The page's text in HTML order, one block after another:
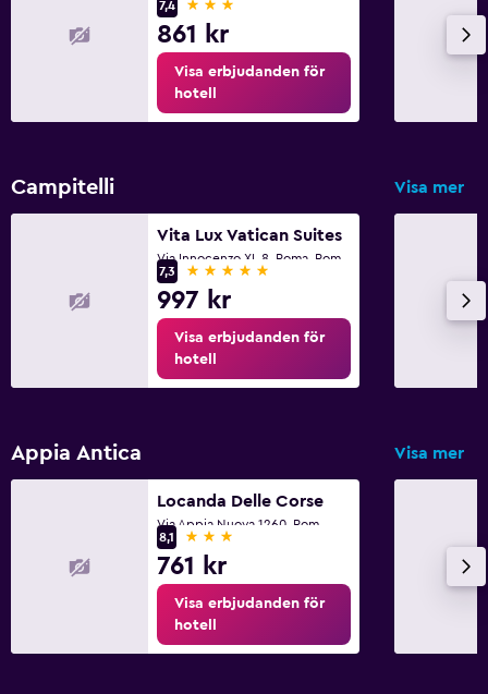
7,4
861 kr
Visa erbjudanden för
hotell
Campitelli Visa mer
Vita Lux Vatican Suites
Via Innocenzo XI, 8, Roma, Rom
7,3
5 stjärnor
997 kr
Visa erbjudanden för
hotell
Appia Antica Visa mer
Locanda Delle Corse
Via Appia Nuova 1260, Rom
8,1
3 stjärnor
761 kr
Visa erbjudanden för
hotell